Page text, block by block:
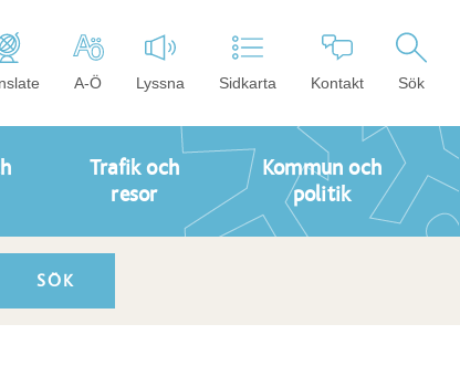
A-Ö Lyssna Sidkarta Kontakt Sök
Trafik och
resor
Kommun och
politik